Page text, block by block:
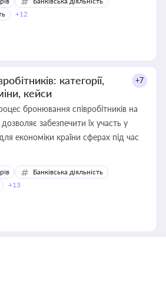
+12
категорії,
кейси
+7
бронювання співробітників на
забезпечити їх участь у
економіки країни сферах під час
Банківська діяльність
+13